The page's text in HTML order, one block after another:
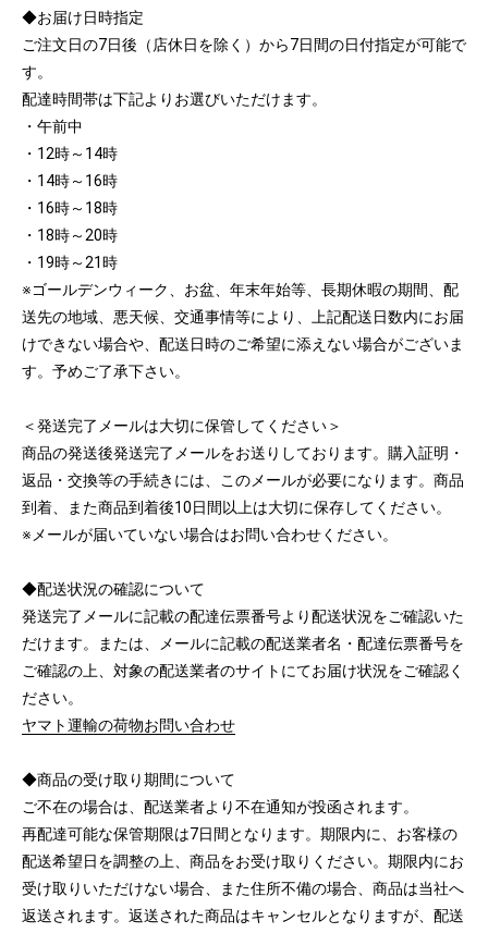
◆お届け日時指定
ご注文日の7日後（店休日を除く）から7日間の日付指定が可能で
す。
配達時間帯は下記よりお選びいただけます。
・午前中
・12時～14時
・14時～16時
・16時～18時
・18時～20時
・19時～21時
※ゴールデンウィーク、お盆、年末年始等、長期休暇の期間、配
送先の地域、悪天候、交通事情等により、上記配送日数内にお届
けできない場合や、配送日時のご希望に添えない場合がございま
す。予めご了承下さい。
＜発送完了メールは大切に保管してください＞
商品の発送後発送完了メールをお送りしております。購入証明・
返品・交換等の手続きには、このメールが必要になります。商品
到着、また商品到着後10日間以上は大切に保存してください。
※メールが届いていない場合はお問い合わせください。
◆配送状況の確認について
発送完了メールに記載の配達伝票番号より配送状況をご確認いた
だけます。または、メールに記載の配送業者名・配達伝票番号を
ご確認の上、対象の配送業者のサイトにてお届け状況をご確認く
ださい。
ヤマト運輸の荷物お問い合わせ
◆商品の受け取り期間について
ご不在の場合は、配送業者より不在通知が投函されます。
再配達可能な保管期限は7日間となります。期限内に、お客様の
配送希望日を調整の上、商品をお受け取りください。期限内にお
受け取りいただけない場合、また住所不備の場合、商品は当社へ
返送されます。返送された商品はキャンセルとなりますが、配送